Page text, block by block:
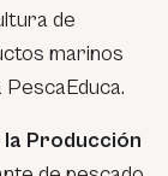
de
marinos
Producción